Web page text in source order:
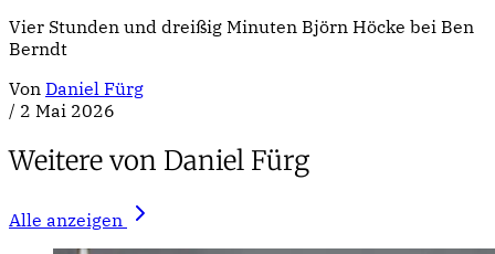
Vier Stunden und dreißig Minuten Björn Höcke bei Ben
Berndt
Von Daniel Fürg
/ 2 Mai 2026
Weitere von Daniel Fürg
Alle anzeigen